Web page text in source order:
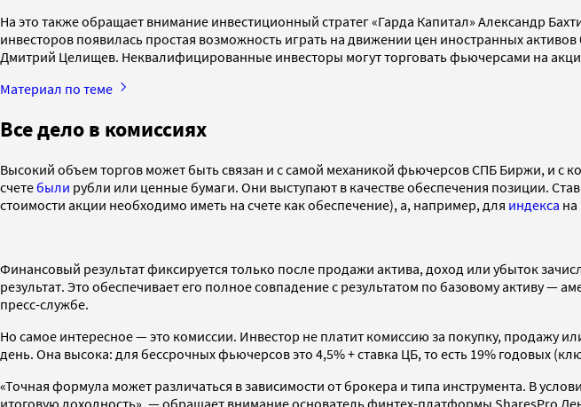
На это также обращает внимание инвестиционный стратег «Гарда Капитал» Александр
инвесторов появилась простая возможность играть на движении цен иностранных
Дмитрий Целищев. Неквалифицированные инвесторы могут торговать фьючерсами на
Материал по теме
Все дело в комиссиях
Высокий объем торгов может быть связан и с самой механикой фьючерсов СПБ Биржи, и с
счетебыли рубли или ценные бумаги. Они выступают в качестве обеспечения позиции.
стоимости акции необходимо иметь на счете как обеспечение), а, например, для индекса
Финансовый результат фиксируется только после продажи актива, доход или убыток
результат. Это обеспечивает его полное совпадение с результатом по базовому активу
пресс-службе.
Но самое интересное — это комиссии. Инвестор не платит комиссию за покупку,
день. Она высока: для бессрочных фьючерсов это 4,5% + ставка ЦБ, то есть 19% годовых
«Точная формула может различаться в зависимости от брокера и типа инструмента. В